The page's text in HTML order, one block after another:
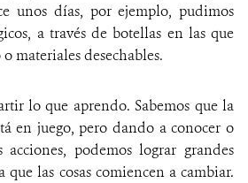
unos días, por ejemplo, pudimos
a través de botellas en las que
materiales desechables.
lo que aprendo. Sabemos que la
en juego, pero dando a conocer o
acciones, podemos lograr grandes
que las cosas comiencen a cambiar.